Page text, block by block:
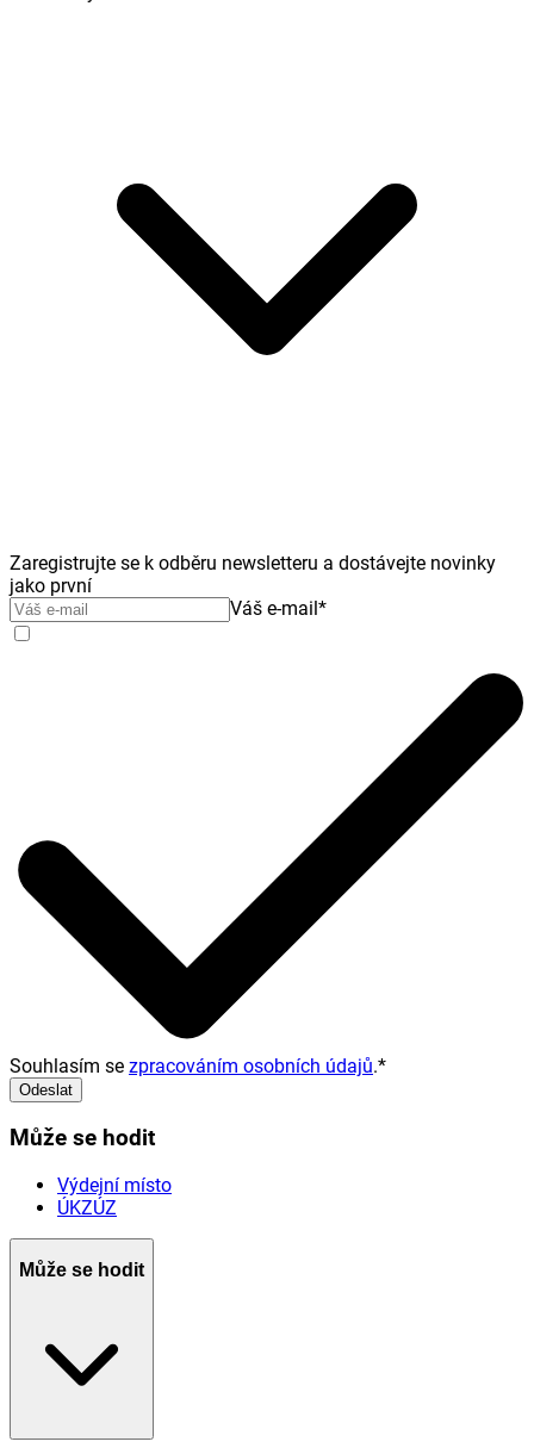
Zaregistrujte se k odběru newsletteru a dostávejte novinky
jako první
Váš e-mail*
Souhlasím se zpracováním osobních údajů.*
Odeslat
Může se hodit
Výdejní místo
ÚKZÚZ
Může se hodit